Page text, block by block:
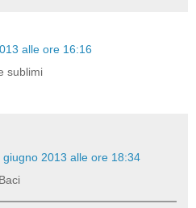
alle ore 16:16
sublimi
giugno 2013 alle ore 18:34